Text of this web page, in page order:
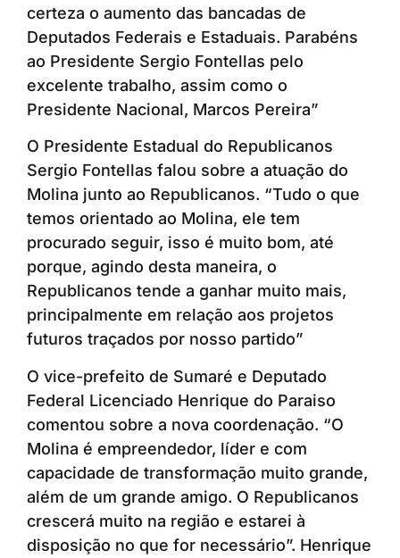
certeza o aumento das bancadas de
Deputados Federais e Estaduais. Parabéns
ao Presidente Sergio Fontellas pelo
excelente trabalho, assim como o
Presidente Nacional, Marcos Pereira”
O Presidente Estadual do Republicanos
Sergio Fontellas falou sobre a atuação do
Molina junto ao Republicanos. “Tudo o que
temos orientado ao Molina, ele tem
procurado seguir, isso é muito bom, até
porque, agindo desta maneira, o
Republicanos tende a ganhar muito mais,
principalmente em relação aos projetos
futuros traçados por nosso partido”
O vice-prefeito de Sumaré e Deputado
Federal Licenciado Henrique do Paraiso
comentou sobre a nova coordenação. “O
Molina é empreendedor, líder e com
capacidade de transformação muito grande,
além de um grande amigo. O Republicanos
crescerá muito na região e estarei à
disposição no que for necessário”. Henrique